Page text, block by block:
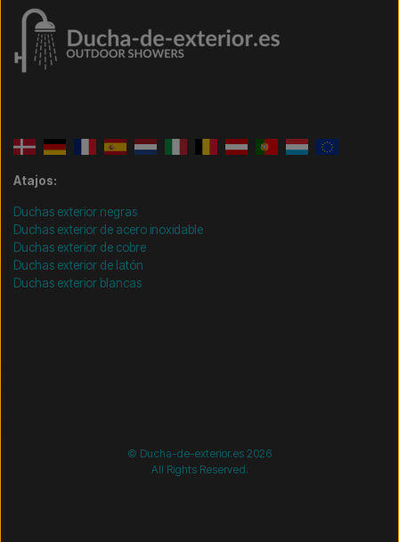
Atajos:
Duchas exterior negras
Duchas exterior de acero inoxidable
Duchas exterior de cobre
Duchas exterior de latón
Duchas exterior blancas
© Ducha-de-exterior.es 2026
All Rights Reserved.